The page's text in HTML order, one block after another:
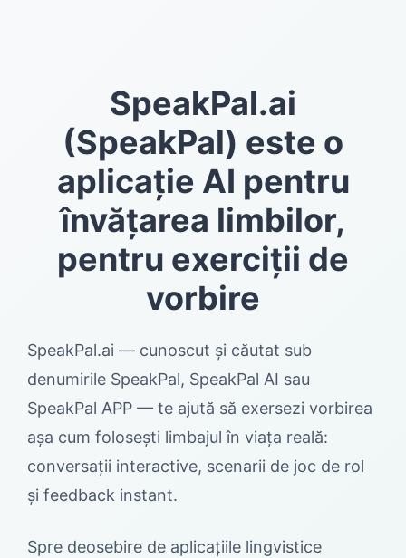
SpeakPal.ai
(SpeakPal) este o
aplicație AI pentru
învățarea limbilor,
pentru exerciții de
vorbire
SpeakPal.ai — cunoscut și căutat sub
denumirile SpeakPal, SpeakPal AI sau
SpeakPal APP — te ajută să exersezi vorbirea
așa cum folosești limbajul în viața reală:
conversații interactive, scenarii de joc de rol
și feedback instant.
Spre deosebire de aplicațiile lingvistice